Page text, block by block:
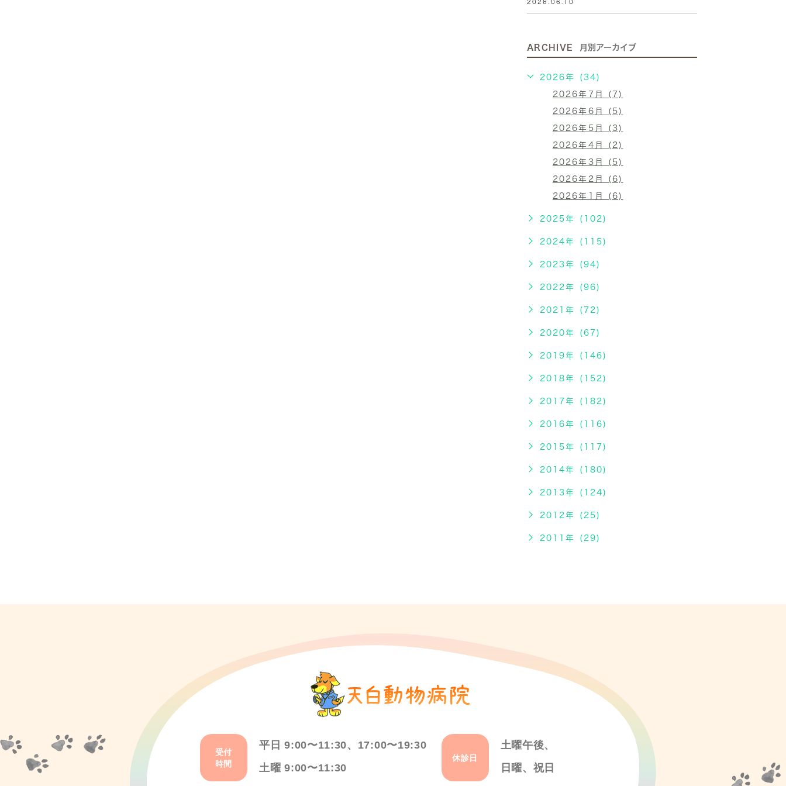
2026.06.10
ARCHIVE 月別アーカイブ
2026年 (34)
2026年7月 (7)
2026年6月 (5)
2026年5月 (3)
2026年4月 (2)
2026年3月 (5)
2026年2月 (6)
2026年1月 (6)
2025年 (102)
2024年 (115)
2023年 (94)
2022年 (96)
2021年 (72)
2020年 (67)
2019年 (146)
2018年 (152)
2017年 (182)
2016年 (116)
2015年 (117)
2014年 (180)
2013年 (124)
2012年 (25)
2011年 (29)
受付
時間
平日 9:00〜11:30、17:00〜19:30
土曜 9:00〜11:30
休診日
土曜午後、
日曜、祝日